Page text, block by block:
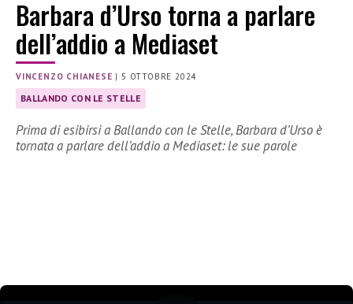
Barbara d’Urso torna a parlare
dell’addio a Mediaset
VINCENZO CHIANESE |5 OTTOBRE 2024
BALLANDO CON LE STELLE
Prima di esibirsi a Ballando con le Stelle, Barbara d’Urso è
tornata a parlare dell’addio a Mediaset: le sue parole